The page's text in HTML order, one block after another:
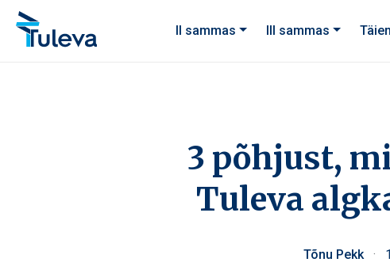
Liigu edasi sisu juurde
II sammas
III sammas
3 põhjust,
Tuleva
Tõnu Pekk ·